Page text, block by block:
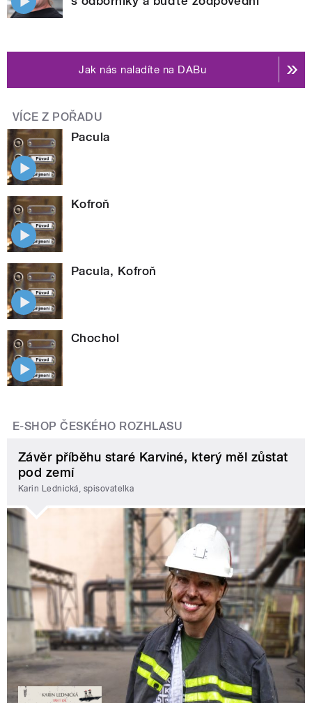
Jak nás naladíte na DABu
VÍCE Z POŘADU
Pacula
Kofroň
Pacula, Kofroň
Chochol
E-SHOP ČESKÉHO ROZHLASU
Závěr příběhu staré Karviné, který měl zůstat
pod zemí
Karin Lednická, spisovatelka